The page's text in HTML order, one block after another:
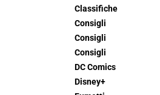
Classifiche
Consigli
Consigli
Consigli
DC Comics
Disney+